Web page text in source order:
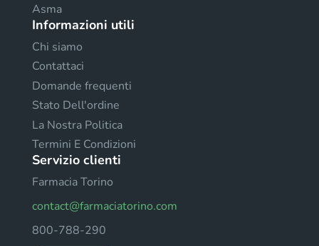
Asma
Informazioni utili
Chi siamo
Contattaci
Domande frequenti
Stato Dell'ordine
La Nostra Politica
Termini E Condizioni
Servizio clienti
Farmacia Torino
contact@farmaciatorino.com
800-788-290